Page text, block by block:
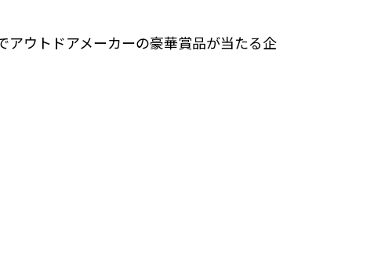
ウトドアメーカーの豪華賞品が当たる企